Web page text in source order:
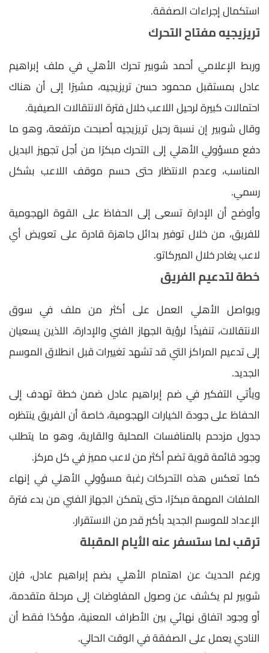
استكمال إجراءات الصفقة.
تريزيجيه مفتاح التحرك
وربط الإعلامي أحمد شوبير تحرك الأهلي في ملف إبراهيم
عادل بمستقبل محمود حسن تريزيجيه، مشيرًا إلى أن هناك
احتمالات كبيرة لرحيل اللاعب خلال فترة الانتقالات الصيفية.
وقال شوبير إن نسبة رحيل تريزيجيه أصبحت مرتفعة، وهو ما
دفع مسؤولي الأهلي إلى التحرك مبكرًا من أجل تجهيز البديل
المناسب، وعدم الانتظار حتى حسم موقف اللاعب بشكل
رسمي.
وأوضح أن الإدارة تسعى إلى الحفاظ على القوة الهجومية
للفريق، من خلال توفير بدائل جاهزة قادرة على تعويض أي
لاعب يغادر خلال الميركاتو.
خطة لتدعيم الفريق
ويواصل الأهلي العمل على أكثر من ملف في سوق
الانتقالات، تنفيذًا لرؤية الجهاز الفني والإدارة، اللذين يسعيان
إلى تدعيم المراكز التي قد تشهد تغييرات قبل انطلاق الموسم
الجديد.
ويأتي التفكير في ضم إبراهيم عادل ضمن خطة تهدف إلى
الحفاظ على جودة الخيارات الهجومية، خاصة أن الفريق ينتظره
جدول مزدحم بالمنافسات المحلية والقارية، وهو ما يتطلب
وجود قائمة قوية تضم أكثر من لاعب مميز في كل مركز.
كما تعكس هذه التحركات رغبة مسؤولي الأهلي في إنهاء
الملفات المهمة مبكرًا، حتى يتمكن الجهاز الفني من بدء فترة
الإعداد للموسم الجديد بأكبر قدر من الاستقرار.
ترقب لما ستسفر عنه الأيام المقبلة
ورغم الحديث عن اهتمام الأهلي بضم إبراهيم عادل، فإن
شوبير لم يكشف عن وصول المفاوضات إلى مرحلة متقدمة،
أو وجود اتفاق نهائي بين الأطراف المعنية، مؤكدًا فقط أن
النادي يعمل على الصفقة في الوقت الحالي.